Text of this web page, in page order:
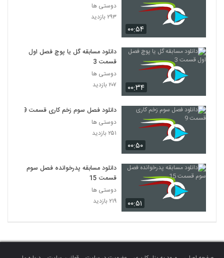
۰۰:۵۴
دوستی ها
۲۹۳ بازدید
۰۰:۳۴
دانلود مسابقه گل یا پوچ فصل اول
قسمت 3
دوستی ها
۲۰۷ بازدید
۰۰:۵۰
دانلود فصل سوم زخم کاری قسمت 9
دوستی ها
۲۵۱ بازدید
۰۰:۵۱
دانلود مسابقه پدرخوانده فصل سوم
قسمت 15
دوستی ها
۲۱۹ بازدید